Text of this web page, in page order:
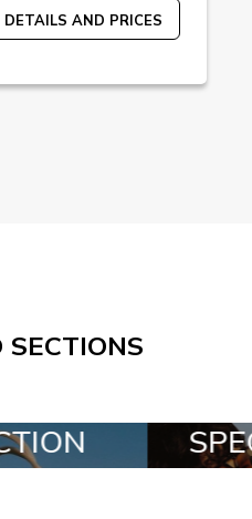
DETAILS AND PRICES
LOTS ALL